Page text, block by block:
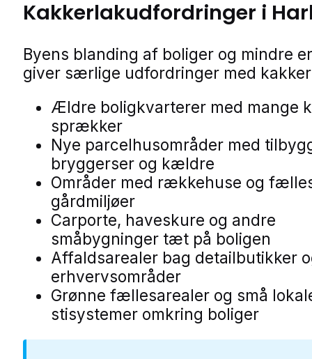
Kakkerlakudfordringer i
Byens blanding af boliger og mindre
giver særlige udfordringer med
Ældre boligkvarterer med mange
sprækker
Nye parcelhusområder med
bryggerser og kældre
Områder med rækkehuse og
gårdmiljøer
Carporte, haveskure og andre
småbygninger tæt på boligen
Affaldsarealer bag detailbutikker
erhvervsområder
Grønne fællesarealer og små
stisystemer omkring boliger